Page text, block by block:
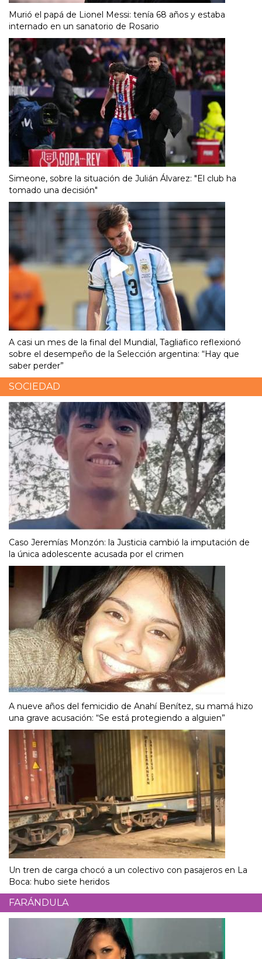
Murió el papá de Lionel Messi: tenía 68 años y estaba
internado en un sanatorio de Rosario
Simeone, sobre la situación de Julián Álvarez: "El club ha
tomado una decisión"
A casi un mes de la final del Mundial, Tagliafico reflexionó
sobre el desempeño de la Selección argentina: “Hay que
saber perder”
SOCIEDAD
Caso Jeremías Monzón: la Justicia cambió la imputación de
la única adolescente acusada por el crimen
A nueve años del femicidio de Anahí Benítez, su mamá hizo
una grave acusación: “Se está protegiendo a alguien”
Un tren de carga chocó a un colectivo con pasajeros en La
Boca: hubo siete heridos
FARÁNDULA